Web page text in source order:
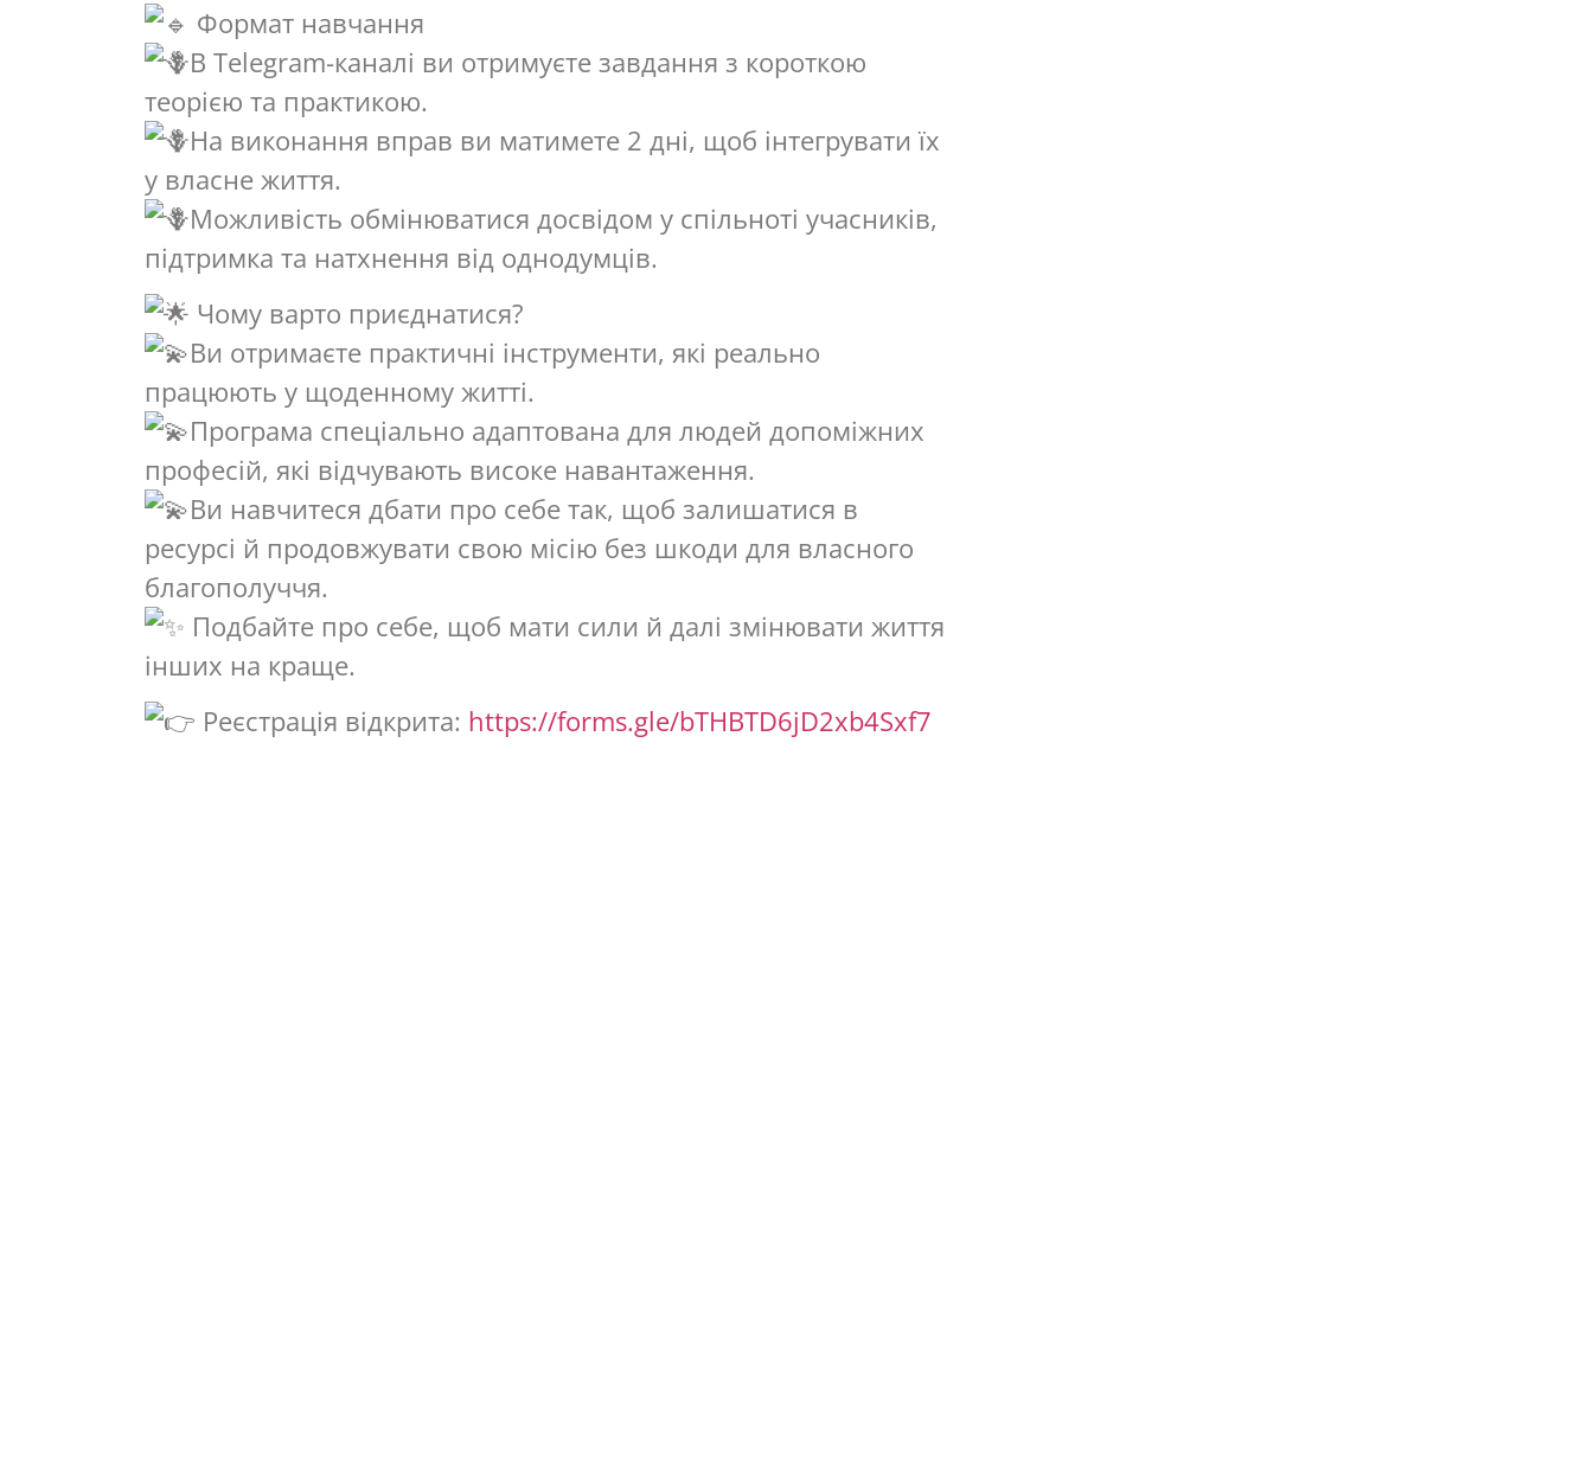
Формат навчання
В Telegram-каналі ви отримуєте завдання з короткою
теорією та практикою.
На виконання вправ ви матимете 2 дні, щоб інтегрувати їх
у власне життя.
Можливість обмінюватися досвідом у спільноті учасників,
підтримка та натхнення від однодумців.
Чому варто приєднатися?
Ви отримаєте практичні інструменти, які реально
працюють у щоденному житті.
Програма спеціально адаптована для людей допоміжних
професій, які відчувають високе навантаження.
Ви навчитеся дбати про себе так, щоб залишатися в
ресурсі й продовжувати свою місію без шкоди для власного
благополуччя.
Подбайте про себе, щоб мати сили й далі змінювати життя
інших на краще.
Реєстрація відкрита: https://forms.gle/bTHBTD6jD2xb4Sxf7